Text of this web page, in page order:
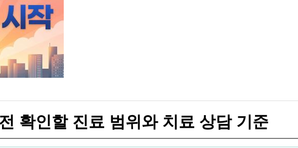
확인할 진료 범위와 치료 상담 기준